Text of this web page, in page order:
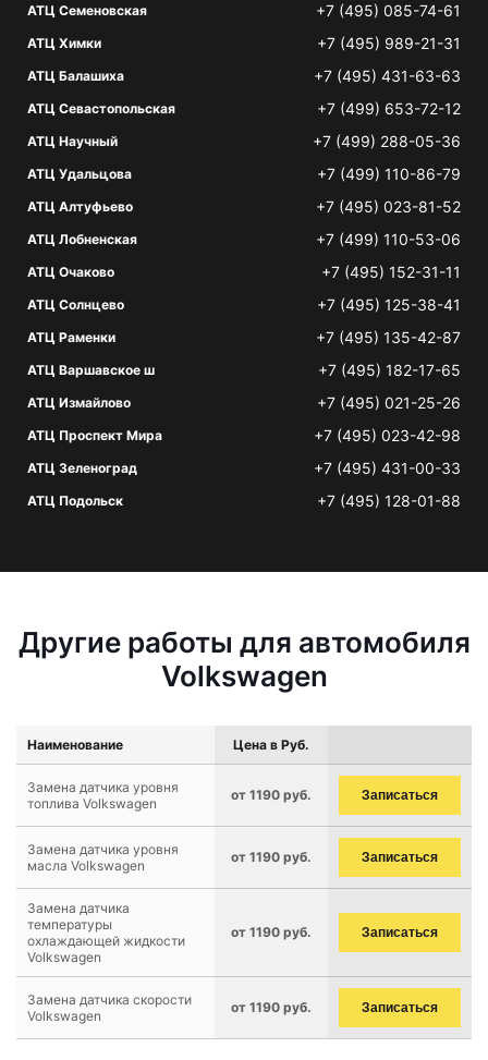
АТЦ Семеновская +7 (495) 085-74-61
АТЦ Химки +7 (495) 989-21-31
АТЦ Балашиха +7 (495) 431-63-63
АТЦ Севастопольская +7 (499) 653-72-12
АТЦ Научный +7 (499) 288-05-36
АТЦ Удальцова +7 (499) 110-86-79
АТЦ Алтуфьево +7 (495) 023-81-52
АТЦ Лобненская +7 (499) 110-53-06
АТЦ Очаково +7 (495) 152-31-11
АТЦ Солнцево +7 (495) 125-38-41
АТЦ Раменки +7 (495) 135-42-87
АТЦ Варшавское ш +7 (495) 182-17-65
АТЦ Измайлово +7 (495) 021-25-26
АТЦ Проспект Мира +7 (495) 023-42-98
АТЦ Зеленоград +7 (495) 431-00-33
АТЦ Подольск +7 (495) 128-01-88
Другие работы для автомобиля
Volkswagen
Наименование Цена в Руб.
Замена датчика уровня
топлива Volkswagen
от 1190 руб. Записаться
Замена датчика уровня
масла Volkswagen
от 1190 руб. Записаться
Замена датчика
температуры
охлаждающей жидкости
Volkswagen
от 1190 руб. Записаться
Замена датчика скорости
Volkswagen
от 1190 руб. Записаться